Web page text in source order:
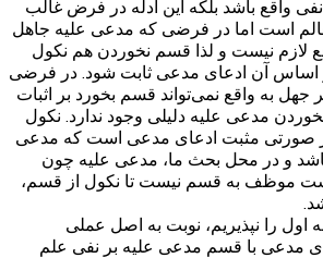
واقع باشد بلکه این ادله در فرض غالب
است اما در فرضی که مدعی علیه جاهل
لازم نیست و لذا قسم نخوردن هم نکول
آن ادعای مدعی ثابت شود. در فرضی
به واقع نمی‌تواند قسم بخورد بر اثبات
مدعی علیه دلیلی وجود ندارد. نکول
صورتی مثبت ادعای مدعی است که مدعی
و در محل بحث ما، مدعی علیه چون
موظف به قسم نیست تا نکول از قسم،
را نپذیریم، نوبت به اصل عملی
مدعی با قسم مدعی علیه بر نفی علم